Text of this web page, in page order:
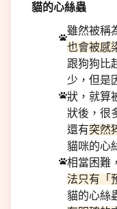
貓的心絲蟲
雖然被稱
也會被感
跟狗狗比
少，但是
狀，就算
狀後，很
還有突然
貓咪的心
相當困難
法只有「
貓的心絲